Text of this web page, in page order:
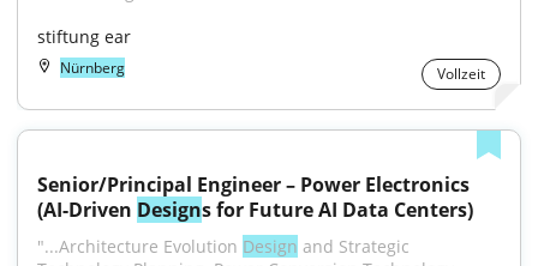
stiftung ear
Nürnberg Vollzeit
Senior/Principal Engineer – Power Electronics
(AI-Driven Designs for Future AI Data Centers)
"...Architecture Evolution Design and Strategic